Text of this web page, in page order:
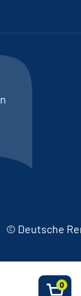
0
© Deutsche